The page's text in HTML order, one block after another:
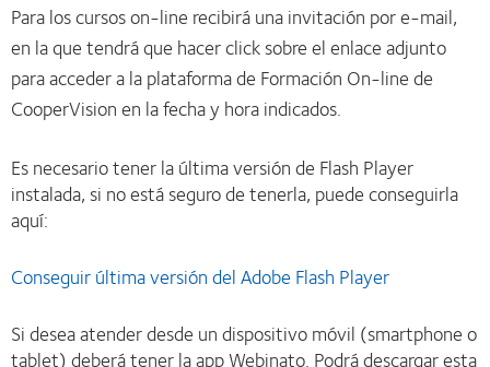
Para los cursos on-line recibirá una invitación por e-mail,
en la que tendrá que hacer click sobre el enlace adjunto
para acceder a la plataforma de Formación On-line de
CooperVision en la fecha y hora indicados.
Es necesario tener la última versión de Flash Player
instalada, si no está seguro de tenerla, puede conseguirla
aquí:
Conseguir última versión del Adobe Flash Player
Si desea atender desde un dispositivo móvil (smartphone o
tablet) deberá tener la app Webinato. Podrá descargar esta